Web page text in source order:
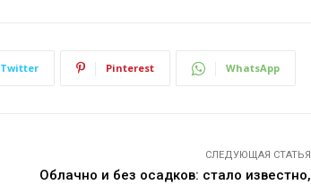
Twitter Pinterest WhatsApp
СЛЕДУЮЩАЯ СТАТЬЯ
Облачно и без осадков: стало известно,